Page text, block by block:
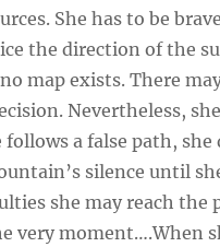
She has to be
the direction of the
map exists. There
Nevertheless,
follows a false path,
silence until
she may reach the
very moment….When